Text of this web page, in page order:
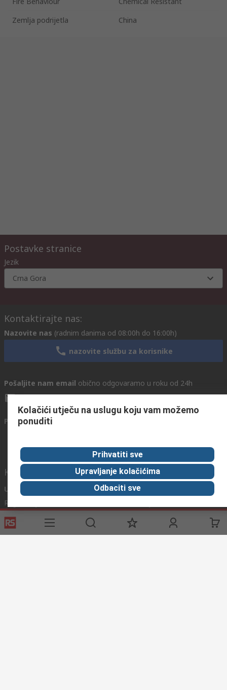
Zemlja podrijetla
China
Postavke stranice
Jezik
Crna Gora
Kontaktirajte nas:
Nazovite nas (radnim danima od 08:00h do 16:00h)
nazovite službu za korisnike
Pošaljite nam email obično odgovaramo u roku od 24h
info@primotronic.hr
Povežite se s nama
Korisne poveznice
Usluge
Registrirajte
Delivery
Payment
RS u svijetu
Korporacija
Industrijska
Proizvodnja
Kolačići utječu na uslugu koju vam možemo
ponuditi
Prihvatiti sve
Upravljanje kolačićima
Odbaciti sve